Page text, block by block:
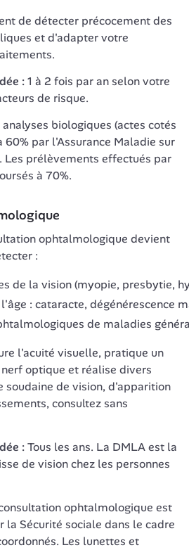
de détecter précocement des
et d'adapter votre
: 1 à 2 fois par an selon votre
de risque.
analyses biologiques (actes cotés
60% par l'Assurance Maladie sur
Les prélèvements effectués par
à 70%.
ophtalmologique devient
:
de la vision (myopie, presbytie,
: cataracte, dégénérescence
de maladies
l'acuité visuelle, pratique un
optique et réalise divers
soudaine de vision, d'apparition
consultez sans
: Tous les ans. La DMLA est la
de vision chez les personnes
ophtalmologique est
la Sécurité sociale dans le cadre
Les lunettes et